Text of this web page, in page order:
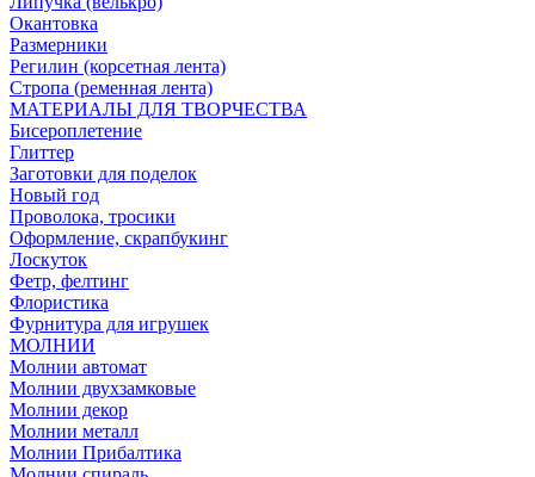
Окантовка
Размерники
Регилин (корсетная лента)
Стропа (ременная лента)
МАТЕРИАЛЫ ДЛЯ ТВОРЧЕСТВА
Бисероплетение
Глиттер
Заготовки для поделок
Новый год
Проволока, тросики
Оформление, скрапбукинг
Лоскуток
Фетр, фелтинг
Флористика
Фурнитура для игрушек
МОЛНИИ
Молнии автомат
Молнии двухзамковые
Молнии декор
Молнии металл
Молнии Прибалтика